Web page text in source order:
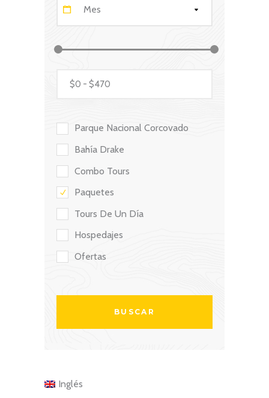
Mes
Parque Nacional Corcovado
Bahía Drake
Combo Tours
Paquetes
Tours De Un Día
Hospedajes
Ofertas
Inglés